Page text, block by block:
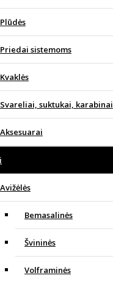
Plūdės
Priedai sistemoms
Kvaklės
Svareliai, suktukai, karabinai
Aksesuarai
Avižėlės
Bemasalinės
Švininės
Volframinės